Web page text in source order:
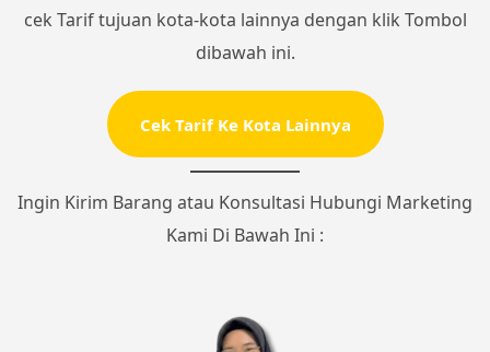
cek Tarif tujuan kota-kota lainnya dengan klik Tombol
dibawah ini.
Cek Tarif Ke Kota Lainnya
Ingin Kirim Barang atau Konsultasi Hubungi Marketing
Kami Di Bawah Ini :